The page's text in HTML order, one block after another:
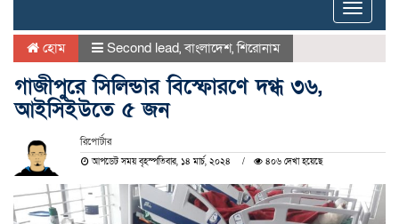
Toggle
হোম Second lead,বাংলাদেশ,শিরোনাম
গাজীপুরে সিলিন্ডার বিস্ফোরণে দগ্ধ ৩৬,
আইসিইউতে ৫ জন
রিপোর্টার
আপডেট সময় বৃহস্পতিবার, ১৪ মার্চ, ২০২৪ ৪০৬ দেখা হয়েছে